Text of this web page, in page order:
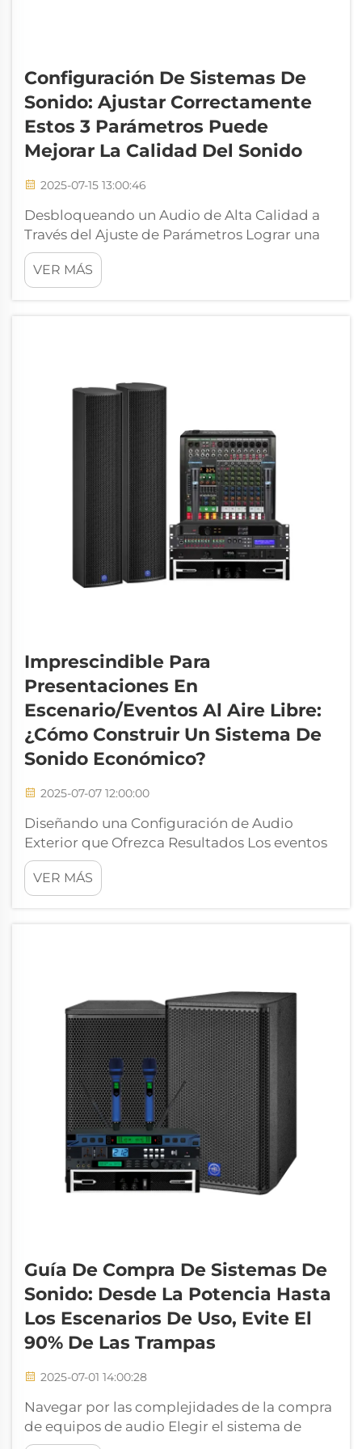
Configuración De Sistemas De
Sonido: Ajustar Correctamente
Estos 3 Parámetros Puede
Mejorar La Calidad Del Sonido
2025-07-15 13:00:46
Desbloqueando un Audio de Alta Calidad a
Través del Ajuste de Parámetros Lograr una
excelente calidad de sonido no siempre
depende de actualizar al sistema de sonido
más costoso. En muchos casos, la clave está
VER MÁS
Imprescindible Para
Presentaciones En
Escenario/Eventos Al Aire Libre:
¿Cómo Construir Un Sistema De
Sonido Económico?
2025-07-07 12:00:00
Diseñando una Configuración de Audio
Exterior que Ofrezca Resultados Los eventos
al aire libre y las actuaciones en escena
requieren sistemas de sonido capaces de
entregar un audio claro y potente en espacios
VER MÁS
Guía De Compra De Sistemas De
Sonido: Desde La Potencia Hasta
Los Escenarios De Uso, Evite El
90% De Las Trampas
2025-07-01 14:00:28
Navegar por las complejidades de la compra
de equipos de audio Elegir el sistema de